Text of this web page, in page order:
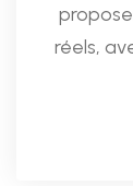
réels,